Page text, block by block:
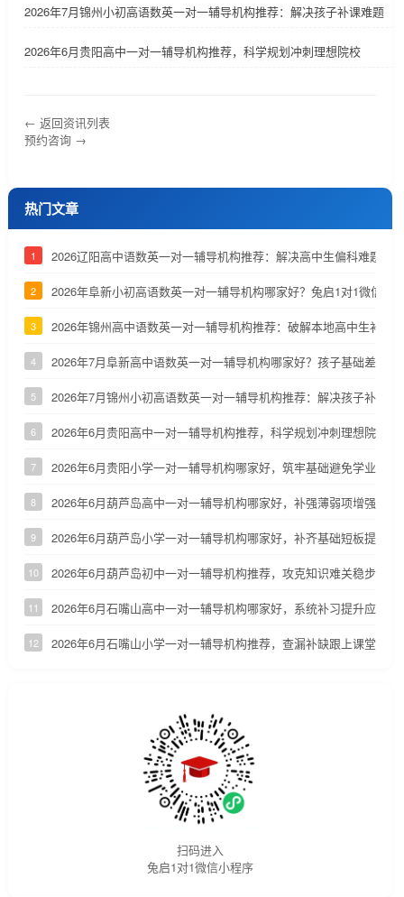
2026年7月锦州小初高语数英一对一辅导机构推荐：解决孩子补课难题
2026年6月贵阳高中一对一辅导机构推荐，科学规划冲刺理想院校
← 返回资讯列表
预约咨询 →
热门文章
1 2026辽阳高中语数英一对一辅导机构推荐：解决高中生偏科难题
2 2026年阜新小初高语数英一对一辅导机构哪家好？兔启1对1微信小
3 2026年锦州高中语数英一对一辅导机构推荐：破解本地高中生补课
4 2026年7月阜新高中语数英一对一辅导机构哪家好？孩子基础差怎么
5 2026年7月锦州小初高语数英一对一辅导机构推荐：解决孩子补课难
6 2026年6月贵阳高中一对一辅导机构推荐，科学规划冲刺理想院校
7 2026年6月贵阳小学一对一辅导机构哪家好，筑牢基础避免学业掉队
8 2026年6月葫芦岛高中一对一辅导机构哪家好，补强薄弱项增强应试
9 2026年6月葫芦岛小学一对一辅导机构哪家好，补齐基础短板提升学
10 2026年6月葫芦岛初中一对一辅导机构推荐，攻克知识难关稳步向前
11 2026年6月石嘴山高中一对一辅导机构哪家好，系统补习提升应试能
12 2026年6月石嘴山小学一对一辅导机构推荐，查漏补缺跟上课堂节奏
扫码进入
兔启1对1微信小程序